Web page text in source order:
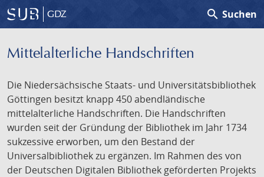
GDZ search Suchen
Mittelalterliche Handschriften
Die Niedersächsische Staats- und Universitätsbibliothek
Göttingen besitzt knapp 450 abendländische
mittelalterliche Handschriften. Die Handschriften
wurden seit der Gründung der Bibliothek im Jahr 1734
sukzessive erworben, um den Bestand der
Universalbibliothek zu ergänzen. Im Rahmen des von
der Deutschen Digitalen Bibliothek geförderten Projekts